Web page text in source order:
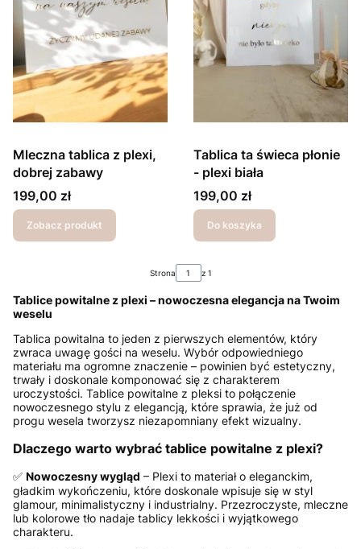
Mleczna tablica z plexi,
dobrej zabawy
Cena
199,00 zł
Zobacz produkt
Tablica ta świeca płonie
- plexi biała
Cena
199,00 zł
Do koszyka
Strona z 1
Tablice powitalne z plexi – nowoczesna elegancja na Twoim
weselu
Tablica powitalna to jeden z pierwszych elementów, który
zwraca uwagę gości na weselu. Wybór odpowiedniego
materiału ma ogromne znaczenie – powinien być estetyczny,
trwały i doskonale komponować się z charakterem
uroczystości. Tablice powitalne z pleksi to połączenie
nowoczesnego stylu z elegancją, które sprawia, że już od
progu wesela tworzysz niezapomniany efekt wizualny.
Dlaczego warto wybrać tablice powitalne z plexi?
✅ Nowoczesny wygląd – Plexi to materiał o eleganckim,
gładkim wykończeniu, które doskonale wpisuje się w styl
glamour, minimalistyczny i industrialny. Przezroczyste, mleczne
lub kolorowe tło nadaje tablicy lekkości i wyjątkowego
charakteru.